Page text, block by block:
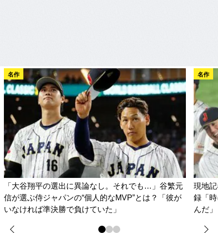
名作
「大谷翔平の選出に異論なし。それでも…」谷繁元
信が選ぶ侍ジャパンの“個人的なMVP”とは？「彼が
いなければ準決勝で負けていた」
名作
現地
録「
んだ